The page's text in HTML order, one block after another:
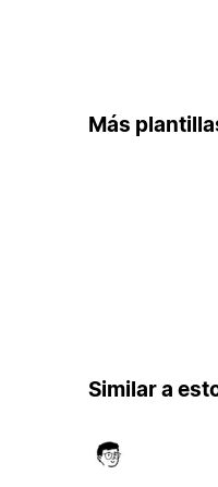
Más
Similar a